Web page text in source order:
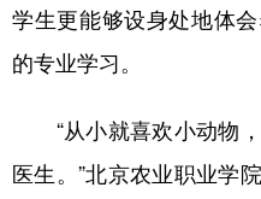
学生更能够设身处地体
的专业学习。
“从小就喜欢小动物，
医生。”北京农业职业学